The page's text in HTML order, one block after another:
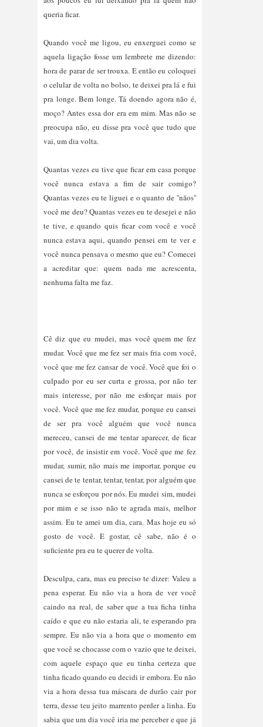
queria ficar.
Quando você me ligou, eu enxerguei como se
aquela ligação fosse um lembrete me dizendo:
hora de parar de ser trouxa. E então eu coloquei
o celular de volta no bolso, te deixei pra lá e fui
pra longe. Bem longe. Tá doendo agora não é,
moço? Antes essa dor era em mim. Mas não se
preocupa não, eu disse pra você que tudo que
vai, um dia volta.
Quantas vezes eu tive que ficar em casa porque
você nunca estava a fim de sair comigo?
Quantas vezes eu te liguei e o quanto de ''nãos''
você me deu? Quantas vezes eu te desejei e não
te tive, e quando quis ficar com você e você
nunca estava aqui, quando pensei em te ver e
você nunca pensava o mesmo que eu? Comecei
a acreditar que: quem nada me acrescenta,
Cê diz que eu mudei, mas você quem me fez
mudar. Você que me fez ser mais fria com você,
você que me fez cansar de você. Você que foi o
culpado por eu ser curta e grossa, por não ter
mais interesse, por não me esforçar mais por
você. Você que me fez mudar, porque eu cansei
de ser pra você alguém que você nunca
mereceu, cansei de me tentar aparecer, de ficar
por você, de insistir em você. Você que me fez
mudar, sumir, não mais me importar, porque eu
cansei de te tentar, tentar, tentar, por alguém que
nunca se esforçou por nós. Eu mudei sim, mudei
por mim e se isso não te agrada mais, melhor
assim.Eu te amei um dia, cara. Mas hoje eu só
gosto de você. E gostar, cê sabe, não é o
suficiente pra eu te querer de volta.
Desculpa, cara, mas eu preciso te dizer: Valeu a
pena esperar. Eu não via a hora de ver você
caindo na real, de saber que a tua ficha tinha
caído e que eu não estaria ali, te esperando pra
sempre. Eu não via a hora que o momento em
que você se chocasse com o vazio que te deixei,
com aquele espaço que eu tinha certeza que
tinha ficado quando eu decidi ir embora. Eu não
via a hora dessa tua máscara de durão cair por
terra, desse teu jeito marrento perder a linha. Eu
sabia que um dia você iria me perceber e que já